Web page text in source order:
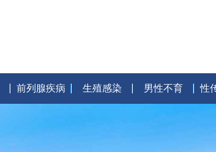
前列腺疾病 生殖感染 男性不育 性